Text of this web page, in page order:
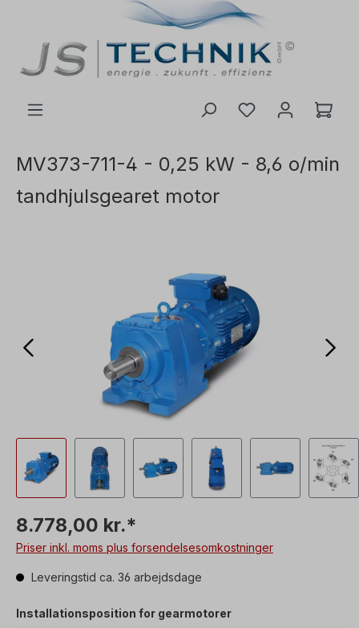
MV373-711-4 - 0,25 kW - 8,6 o/min
tandhjulsgearet motor
8.778,00 kr.*
Priser inkl. moms plus forsendelsesomkostninger
Leveringstid ca. 36 arbejdsdage
Installationsposition for gearmotorer